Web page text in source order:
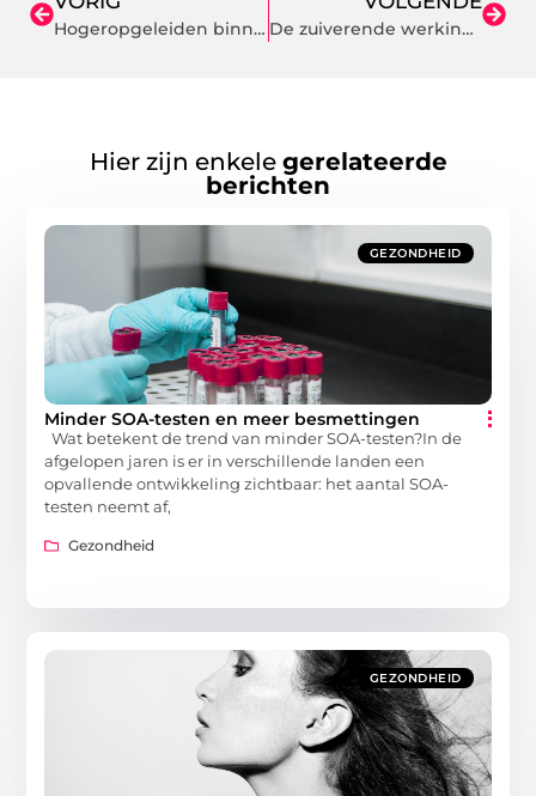
Hogeropgeleiden binnen handbereik met een werving- en selectiebureau De zuiverende werking van etherische olie
Hier zijn enkele gerelateerde
berichten
GEZONDHEID
Minder SOA-testen en meer besmettingen
Wat betekent de trend van minder SOA-testen?In de
afgelopen jaren is er in verschillende landen een
opvallende ontwikkeling zichtbaar: het aantal SOA-
testen neemt af,
Gezondheid
GEZONDHEID